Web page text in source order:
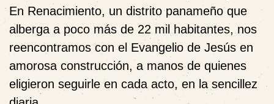
En Renacimiento, un distrito panameño que
alberga a poco más de 22 mil habitantes, nos
reencontramos con el Evangelio de Jesús en
amorosa construcción, a manos de quienes
eligieron seguirle en cada acto, en la sencillez